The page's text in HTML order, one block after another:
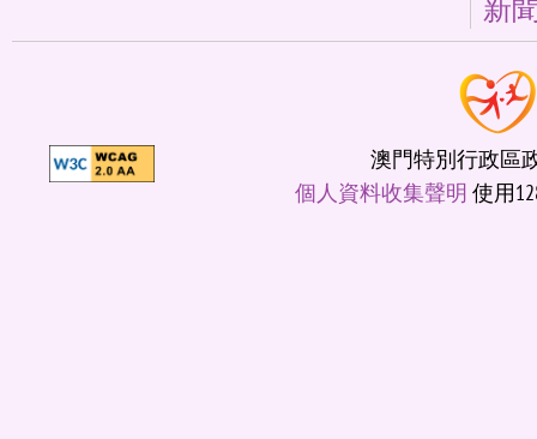
新
澳門特別行政區
個人資料收集聲明 使用